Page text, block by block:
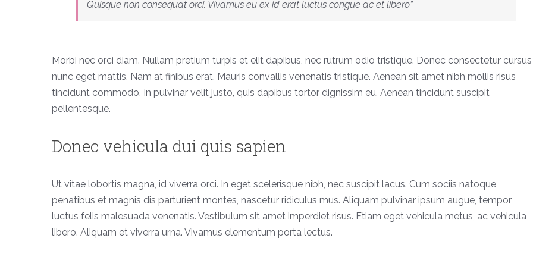
Quisque non consequat orci. Vivamus eu ex id erat luctus congue ac et libero”
Morbi nec orci diam. Nullam pretium turpis et elit dapibus, nec rutrum odio tristique. Donec consectetur cursus
nunc eget mattis. Nam at finibus erat. Mauris convallis venenatis tristique. Aenean sit amet nibh mollis risus
tincidunt commodo. In pulvinar velit justo, quis dapibus tortor dignissim eu. Aenean tincidunt suscipit
pellentesque.
Donec vehicula dui quis sapien
Ut vitae lobortis magna, id viverra orci. In eget scelerisque nibh, nec suscipit lacus. Cum sociis natoque
penatibus et magnis dis parturient montes, nascetur ridiculus mus. Aliquam pulvinar ipsum augue, tempor
luctus felis malesuada venenatis. Vestibulum sit amet imperdiet risus. Etiam eget vehicula metus, ac vehicula
libero. Aliquam et viverra urna. Vivamus elementum porta lectus.